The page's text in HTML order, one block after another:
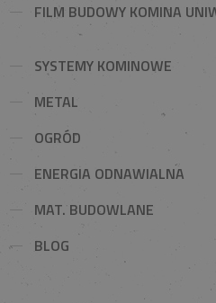
FILM BUDOWY KOMINA
SYSTEMY KOMINOWE
METAL
OGRÓD
ENERGIA ODNAWIALNA
MAT. BUDOWLANE
BLOG